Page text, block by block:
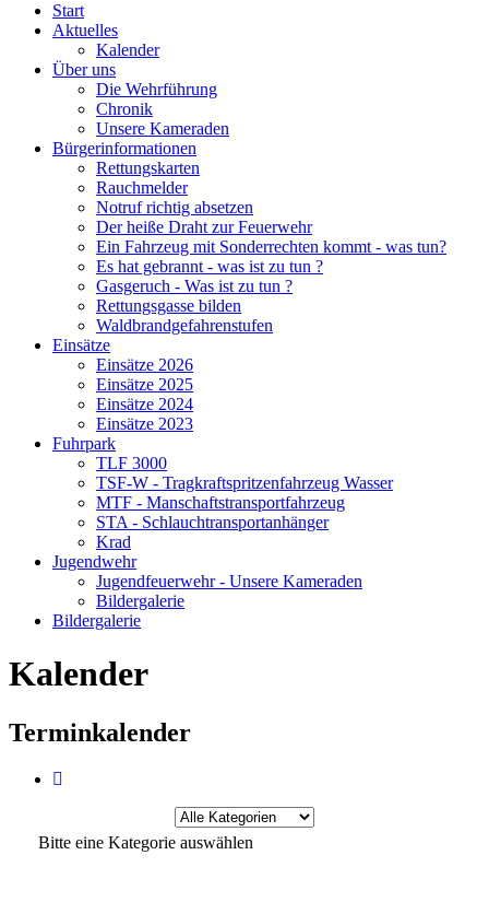
Start
Aktuelles
Kalender
Über uns
Die Wehrführung
Chronik
Unsere Kameraden
Bürgerinformationen
Rettungskarten
Rauchmelder
Notruf richtig absetzen
Der heiße Draht zur Feuerwehr
Ein Fahrzeug mit Sonderrechten kommt - was tun?
Es hat gebrannt - was ist zu tun ?
Gasgeruch - Was ist zu tun ?
Rettungsgasse bilden
Waldbrandgefahrenstufen
Einsätze
Einsätze 2026
Einsätze 2025
Einsätze 2024
Einsätze 2023
Fuhrpark
TLF 3000
TSF-W - Tragkraftspritzenfahrzeug Wasser
MTF - Manschaftstransportfahrzeug
STA - Schlauchtransportanhänger
Krad
Jugendwehr
Jugendfeuerwehr - Unsere Kameraden
Bildergalerie
Bildergalerie
Kalender
Terminkalender
Eine Kategorie auswählen um die Liste zu
Bitte eine Kategorie auswählen